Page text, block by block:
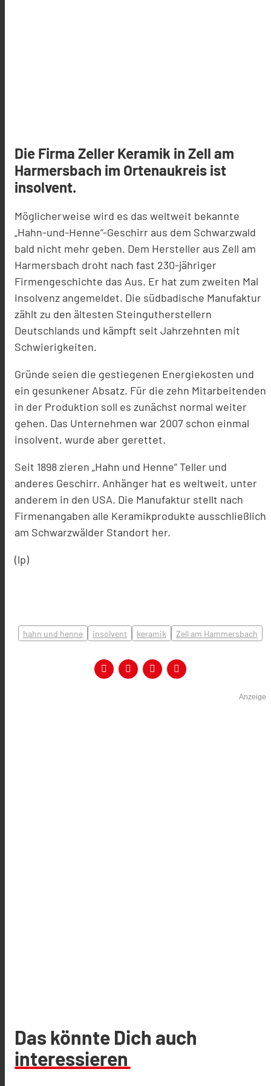
Die Firma Zeller Keramik in Zell am
Harmersbach im Ortenaukreis ist
insolvent.
Möglicherweise wird es das weltweit bekannte
„Hahn-und-Henne“-Geschirr aus dem Schwarzwald
bald nicht mehr geben. Dem Hersteller aus Zell am
Harmersbach droht nach fast 230-jähriger
Firmengeschichte das Aus. Er hat zum zweiten Mal
Insolvenz angemeldet. Die südbadische Manufaktur
zählt zu den ältesten Steingutherstellern
Deutschlands und kämpft seit Jahrzehnten mit
Schwierigkeiten.
Gründe seien die gestiegenen Energiekosten und
ein gesunkener Absatz. Für die zehn Mitarbeitenden
in der Produktion soll es zunächst normal weiter
gehen. Das Unternehmen war 2007 schon einmal
insolvent, wurde aber gerettet.
Seit 1898 zieren „Hahn und Henne“ Teller und
anderes Geschirr. Anhänger hat es weltweit, unter
anderem in den USA. Die Manufaktur stellt nach
Firmenangaben alle Keramikprodukte ausschließlich
am Schwarzwälder Standort her.
(lp)
hahn und henne insolvent keramik Zell am Hammersbach
Anzeige
Das könnte Dich auch
interessieren